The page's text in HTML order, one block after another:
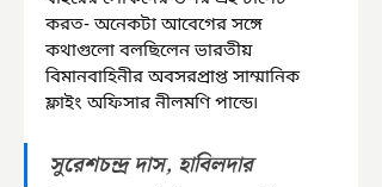
করত- অনেকটা আবেগের সঙ্গে
কথাগুলো বলছিলেন ভারতীয়
বিমানবাহিনীর অবসরপ্রাপ্ত সাম্মানিক
ফ্লাইং অফিসার নীলমণি পান্ডে৷
সুরেশচন্দ্র দাস, হাবিলদার